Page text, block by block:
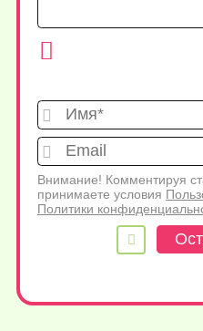
Внимание! Комментируя
принимаете условия
Политики